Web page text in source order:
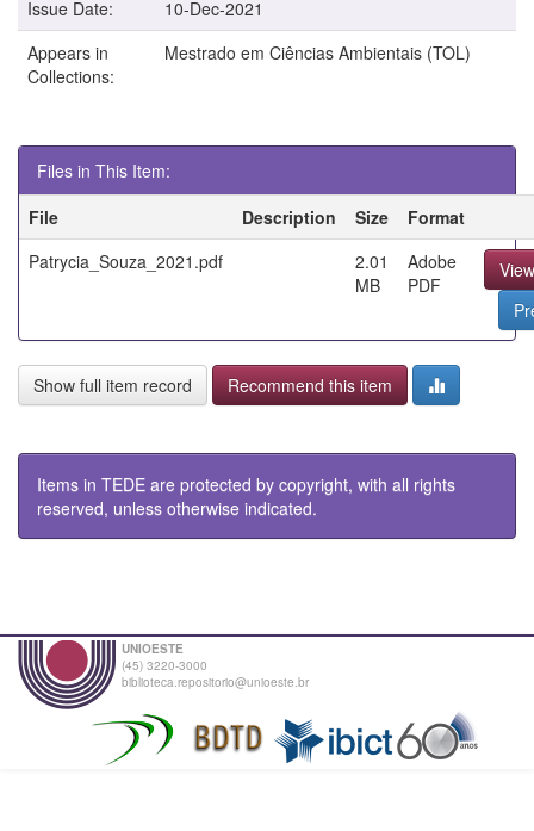
Issue Date:
10-Dec-2021
Appears in
Collections:
Mestrado em Ciências Ambientais (TOL)
Files in This Item:
File
Description Size
Format
Patrycia_Souza_2021.pdf
2.01
MB
Adobe
PDF
Show full item record Recommend this item
Items in TEDE are protected by copyright, with all rights
reserved, unless otherwise indicated.
UNIOESTE
(45) 3220-3000
biblioteca.repositorio@unioeste.br